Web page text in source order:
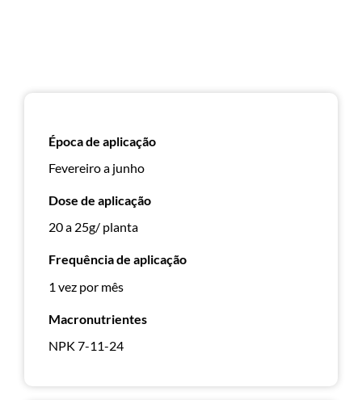
Época de aplicação
Fevereiro a junho
Dose de aplicação
20 a 25g/ planta
Frequência de aplicação
1 vez por mês
Macronutrientes
NPK 7-11-24